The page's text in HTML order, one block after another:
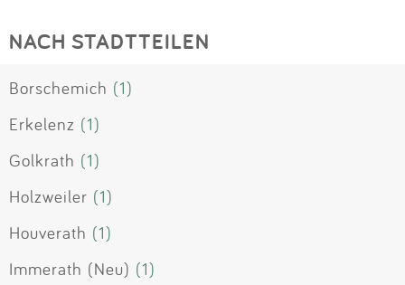
NACH STADTTEILEN
Borschemich (1)
Erkelenz (1)
Golkrath (1)
Holzweiler (1)
Houverath (1)
Immerath (Neu) (1)